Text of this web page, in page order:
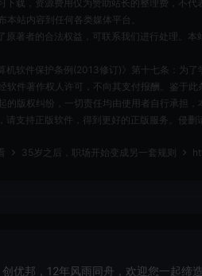
载，资源费用仅为赞助站长的整理费，不
本站内容到任何各类媒体平台。
原著者的合法权益，可联系我们进行处理。
机软件保护条例(2013修订)》第十七条：为
软件著作权人许可，不向其支付报酬。鉴于
的版权纠纷，一切责任均由使用者自行承担，
请支持正版软件，得到更好的正版服务。侵
35岁之后，职场开始变成另一套规则
创优邦，12年风雨同舟，欢迎您一起缔造